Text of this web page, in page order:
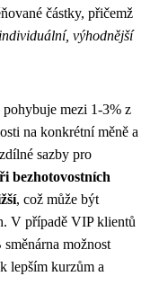
částky, přičemž
výhodnější
pohybuje mezi 1-3% z
na konkrétní měně a
sazby pro
bezhotovostních
, což může být
V případě VIP klientů
možnost
lepším kurzům a